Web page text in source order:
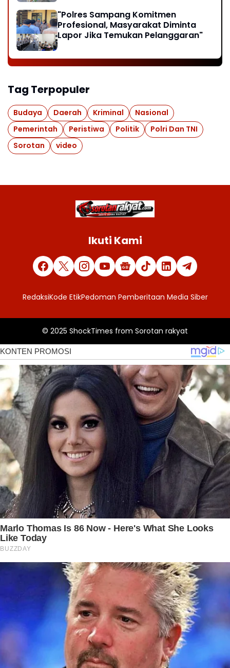
"Polres Sampang Komitmen
Profesional, Masyarakat Diminta
Lapor Jika Temukan Pelanggaran"
Tag Terpopuler
Budaya Daerah Kriminal
Nasional
Pemerintah
Peristiwa Politik
Polri Dan TNI
Sorotan
video
Ikuti Kami
RedaksiKode EtikPedoman Pemberitaan Media Siber
© 2025 ShockTimes from Sorotan rakyat